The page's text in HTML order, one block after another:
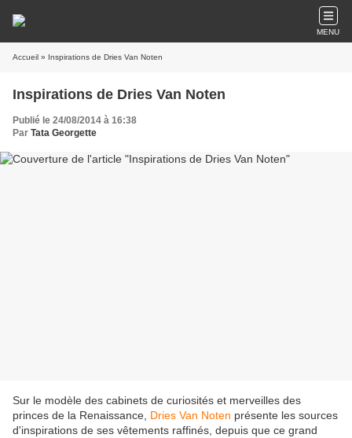
MENU
Accueil » Inspirations de Dries Van Noten
Inspirations de Dries Van Noten
Publié le 24/08/2014 à 16:38
Par Tata Georgette
Sur le modèle des cabinets de curiosités et merveilles des
princes de la Renaissance, Dries Van Noten présente les sources
d'inspirations de ses vêtements raffinés, depuis que ce grand